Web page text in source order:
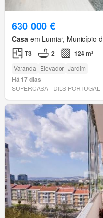
630 000 €
Casa em Lumiar, Município
T3 2 124 m²
Varanda Elevador Jardim
Há 17 dias
SUPERCASA - DILS PORTUGAL